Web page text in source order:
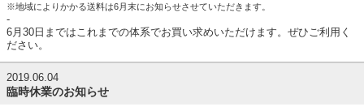
※地域によりかかる送料は6月末にお知らせさせていただきます。
-
6月30日まではこれまでの体系でお買い求めいただけます。ぜひご利用く
ださい。
2019.06.04
臨時休業のお知らせ